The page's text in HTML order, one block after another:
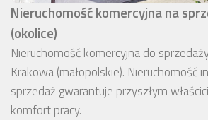
Nieruchomość komercyjna na
(okolice)
Nieruchomość komercyjna do
Krakowa (małopolskie). Nieruchomość
sprzedaż gwarantuje przyszłym
komfort pracy.